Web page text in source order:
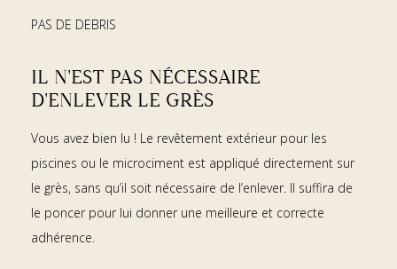
PAS DE DEBRIS
IL N'EST PAS NÉCESSAIRE
D'ENLEVER LE GRÈS
Vous avez bien lu ! Le revêtement extérieur pour les
piscines ou le microciment est appliqué directement sur
le grès, sans qu’il soit nécessaire de l’enlever. Il suffira de
le poncer pour lui donner une meilleure et correcte
adhérence.